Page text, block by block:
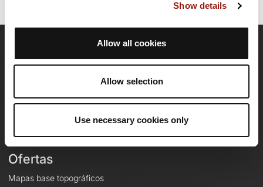
Show details
Allow all cookies
Allow selection
Use necessary cookies only
OpenRunner
A proposito
Le Mag'
Ofertas
Mapas base topográficos